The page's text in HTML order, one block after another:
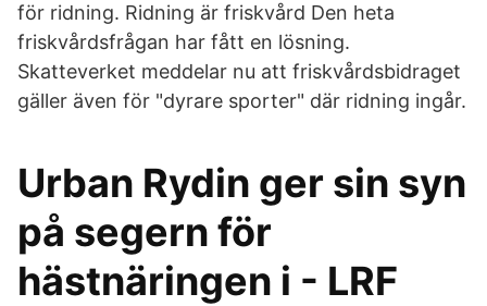
för ridning. Ridning är friskvård Den heta
friskvårdsfrågan har fått en lösning.
Skatteverket meddelar nu att friskvårdsbidraget
gäller även för "dyrare sporter" där ridning ingår.
Urban Rydin ger sin syn
på segern för
hästnäringen i - LRF